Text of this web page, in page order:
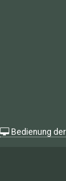
Bedienung